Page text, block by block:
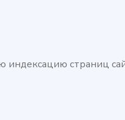
индексацию страниц